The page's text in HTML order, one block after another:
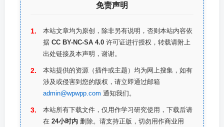
免责声明
本站文章均为原创，除非另有说明，否则本站内容依
据 CC BY-NC-SA 4.0 许可证进行授权，转载请附上
出处链接及本声明，谢谢。
本站提供的资源（插件或主题）均为网上搜集，如有
涉及或侵害到您的版权，请立即通过邮箱
admin@wpwpp.com 通知我们。
本站所有下载文件，仅用作学习研究使用，下载后请
在 24小时内 删除。请支持正版，切勿用作商业用